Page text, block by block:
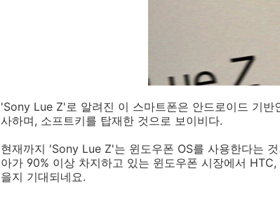
'Sony Lue Z'로 알려진 이 스마트폰은 안드로이드 기
사하며, 소프트키를 탑재한 것으로 보이비다.
현재까지 'Sony Lue Z'는 윈도우폰 OS를 사용한다는
아가 90% 이상 차지하고 있는 윈도우폰 시장에서
을지 기대되네요.